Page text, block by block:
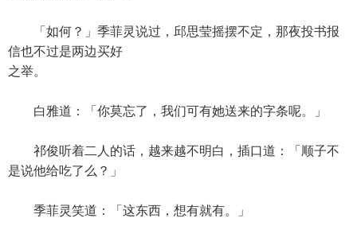
「如何？」季菲灵说过，邱思莹摇摆不定，那夜投书报
信也不过是两边买好
之举。
白雅道：「你莫忘了，我们可有她送来的字条呢。」
祁俊听着二人的话，越来越不明白，插口道：「顺子不
是说他给吃了么？」
季菲灵笑道：「这东西，想有就有。」